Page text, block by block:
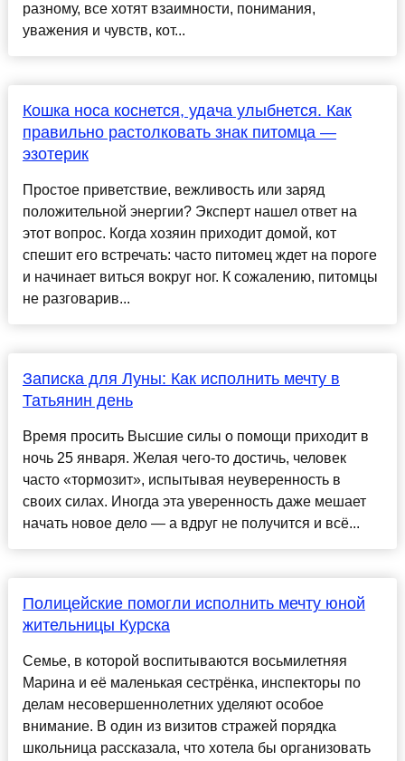
разному, все хотят взаимности, понимания,
уважения и чувств, кот...
Кошка носа коснется, удача улыбнется. Как
правильно растолковать знак питомца —
эзотерик
Простое приветствие, вежливость или заряд
положительной энергии? Эксперт нашел ответ на
этот вопрос. Когда хозяин приходит домой, кот
спешит его встречать: часто питомец ждет на пороге
и начинает виться вокруг ног. К сожалению, питомцы
не разговарив...
Записка для Луны: Как исполнить мечту в
Татьянин день
Время просить Высшие силы о помощи приходит в
ночь 25 января. Желая чего-то достичь, человек
часто «тормозит», испытывая неуверенность в
своих силах. Иногда эта уверенность даже мешает
начать новое дело — а вдруг не получится и всё...
Полицейские помогли исполнить мечту юной
жительницы Курска
Семье, в которой воспитываются восьмилетняя
Марина и её маленькая сестрёнка, инспекторы по
делам несовершеннолетних уделяют особое
внимание. В один из визитов стражей порядка
школьница рассказала, что хотела бы организовать